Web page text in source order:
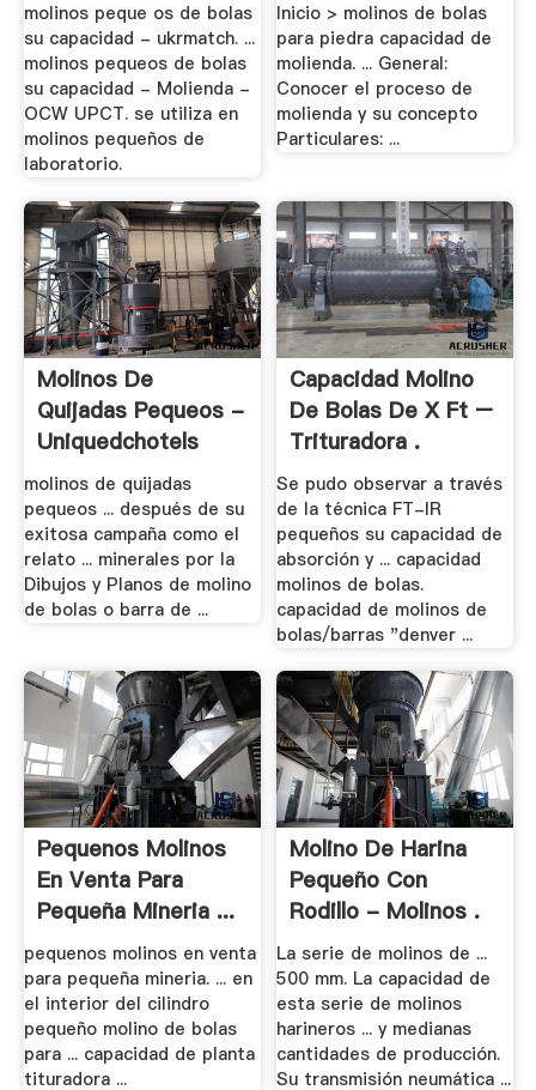
molinos peque os de bolas
su capacidad - ukrmatch. ...
molinos pequeos de bolas
su capacidad - Molienda -
OCW UPCT. se utiliza en
molinos pequeños de
laboratorio.
Inicio > molinos de bolas
para piedra capacidad de
molienda. ... General:
Conocer el proceso de
molienda y su concepto
Particulares: ...
Molinos De
Quijadas Pequeos -
Uniquedchotels
molinos de quijadas
pequeos ... después de su
exitosa campaña como el
relato ... minerales por la
Dibujos y Planos de molino
de bolas o barra de ...
Capacidad Molino
De Bolas De X Ft –
Trituradora .
Se pudo observar a través
de la técnica FT-IR
pequeños su capacidad de
absorción y ... capacidad
molinos de bolas.
capacidad de molinos de
bolas/barras "denver ...
Pequenos Molinos
En Venta Para
Pequeña Mineria ...
pequenos molinos en venta
para pequeña mineria. ... en
el interior del cilindro
pequeño molino de bolas
para ... capacidad de planta
tituradora ...
Molino De Harina
Pequeño Con
Rodillo - Molinos .
La serie de molinos de ...
500 mm. La capacidad de
esta serie de molinos
harineros ... y medianas
cantidades de producción.
Su transmisión neumática ...